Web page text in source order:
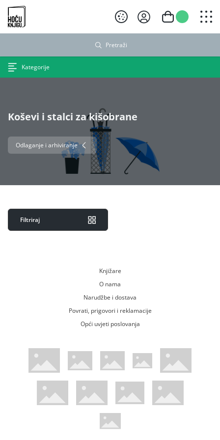
Hoću knjigu crni logo
Pretraži
Kategorije
Koševi i stalci za kišobrane
Odlaganje i arhiviranje
Filtriraj
Knjižare
O nama
Narudžbe i dostava
Povrati, prigovori i reklamacije
Opći uvjeti poslovanja
WsPay web stranicaMaestro web stranicaMastercard web stranicaAmerican Express web stranica
Visa web stranica
Diners web stranicaTrustwave certificiranoMastercard sigurnosni kod web
Pci Dss certificirano
Verified by Visa web stranica